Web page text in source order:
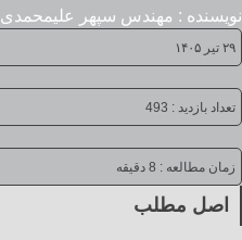
نویسنده : مهندس سپهر علیمحمدی
۲۹ تیر ۱۴۰۵
تعداد بازدید : 493
زمان مطالعه : 8 دقیقه
اصل مطلب